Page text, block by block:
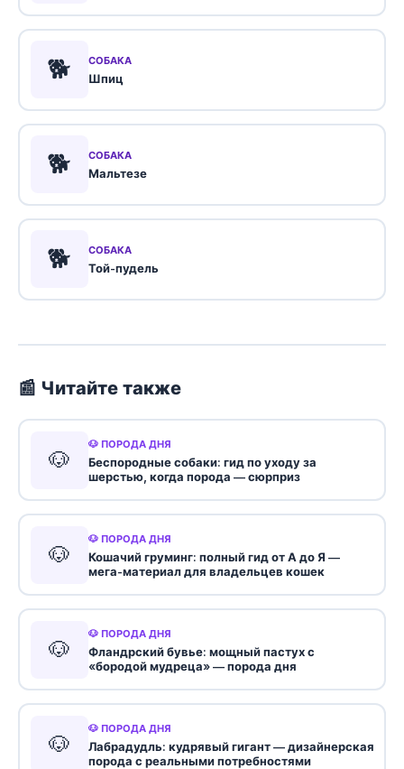
🐕 СОБАКА
Шпиц
🐕 СОБАКА
Мальтезе
🐕 СОБАКА
Той-пудель
📰 Читайте также
🐶
🐶 ПОРОДА ДНЯ
Беспородные собаки: гид по уходу за
шерстью, когда порода — сюрприз
🐶
🐶 ПОРОДА ДНЯ
Кошачий груминг: полный гид от А до Я —
мега-материал для владельцев кошек
🐶
🐶 ПОРОДА ДНЯ
Фландрский бувье: мощный пастух с
«бородой мудреца» — порода дня
🐶
🐶 ПОРОДА ДНЯ
Лабрадудль: кудрявый гигант — дизайнерская
порода с реальными потребностями